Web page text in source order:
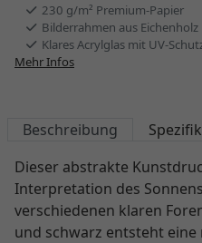
230 g/m² Premium-Papier
Bilderrahmen aus Eichenholz
Klares Acrylglas mit UV-
Mehr Infos
Beschreibung
Dieser abstrakte
Interpretation des
verschiedenen klaren
und schwarz entsteht